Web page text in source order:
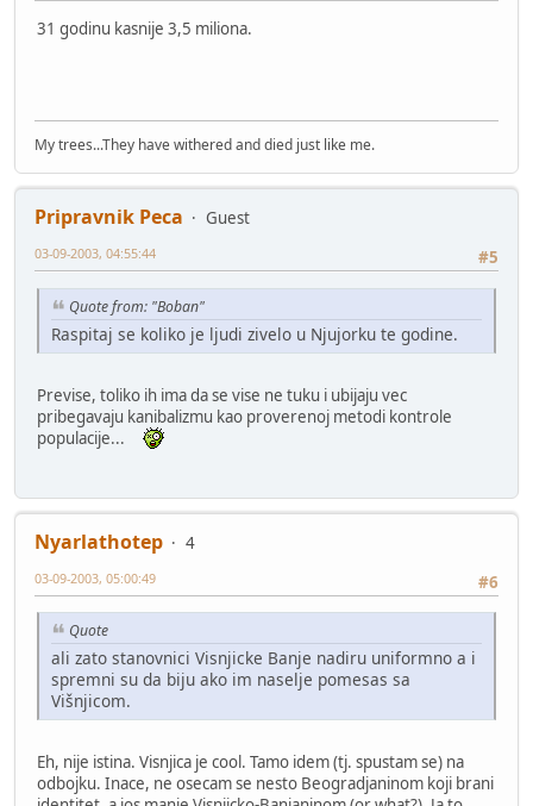
31 godinu kasnije 3,5 miliona.
My trees...They have withered and died just like me.
Pripravnik Peca
Guest
#5
03-09-2003, 04:55:44
Quote from: "Boban"
Raspitaj se koliko je ljudi zivelo u Njujorku te godine.
Previse, toliko ih ima da se vise ne tuku i ubijaju vec
pribegavaju kanibalizmu kao proverenoj metodi kontrole
populacije...
Nyarlathotep
4
#6
03-09-2003, 05:00:49
Quote
ali zato stanovnici Visnjicke Banje nadiru uniformno a i
spremni su da biju ako im naselje pomesas sa
Višnjicom.
Eh, nije istina. Visnjica je cool. Tamo idem (tj. spustam se) na
odbojku. Inace, ne osecam se nesto Beogradjaninom koji brani